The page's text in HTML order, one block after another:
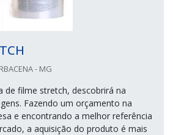
- MG
de filme stretch, descobrirá na
Fazendo um orçamento na
e encontrando a melhor referência
a aquisição do produto é mais